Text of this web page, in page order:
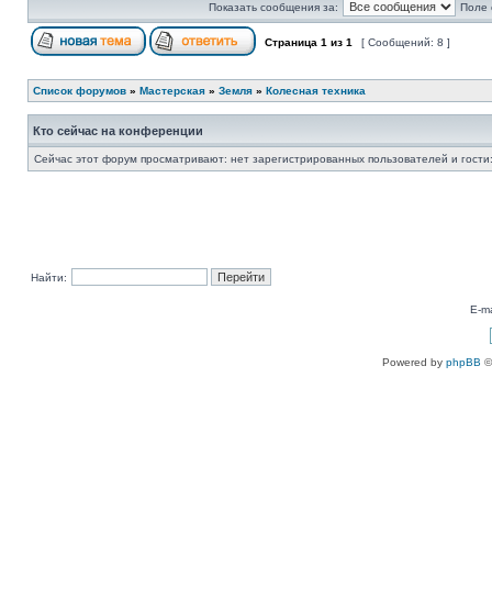
Показать сообщения за: Поле
Страница 1 из 1 [ Сообщений: 8 ]
Список форумов » Мастерская » Земля » Колесная техника
Кто сейчас на конференции
Сейчас этот форум просматривают: нет зарегистрированных пользователей и
Найти:
E-
Powered by phpBB